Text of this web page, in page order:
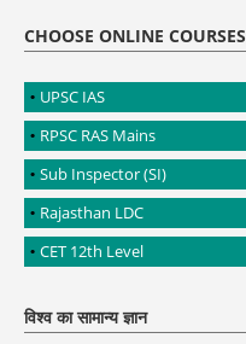
CHOOSE ONLINE COURSES
UPSC IAS
RPSC RAS Mains
Sub Inspector (SI)
Rajasthan LDC
CET 12th Level
विश्व का सामान्य ज्ञान